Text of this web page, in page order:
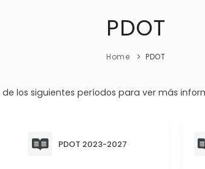
PDOT
Home PDOT
los siguientes períodos para ver más
PDOT 2023-2027